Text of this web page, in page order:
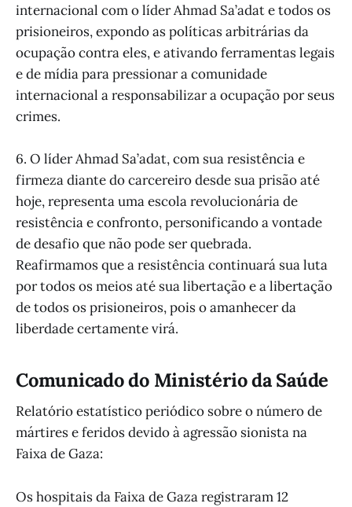
internacional com o líder Ahmad Sa’adat e todos os
prisioneiros, expondo as políticas arbitrárias da
ocupação contra eles, e ativando ferramentas legais
e de mídia para pressionar a comunidade
internacional a responsabilizar a ocupação por seus
crimes.
6. O líder Ahmad Sa’adat, com sua resistência e
firmeza diante do carcereiro desde sua prisão até
hoje, representa uma escola revolucionária de
resistência e confronto, personificando a vontade
de desafio que não pode ser quebrada.
Reafirmamos que a resistência continuará sua luta
por todos os meios até sua libertação e a libertação
de todos os prisioneiros, pois o amanhecer da
liberdade certamente virá.
Comunicado do Ministério da Saúde
Relatório estatístico periódico sobre o número de
mártires e feridos devido à agressão sionista na
Faixa de Gaza:
Os hospitais da Faixa de Gaza registraram 12